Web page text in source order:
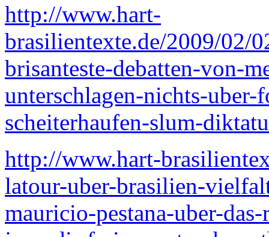
http://www.hart-
brasilientexte.de/2009/02/
brisanteste-debatten-von-
unterschlagen-nichts-
scheiterhaufen-slum-
http://www.hart-
latour-uber-brasilien-
mauricio-pestana-uber-